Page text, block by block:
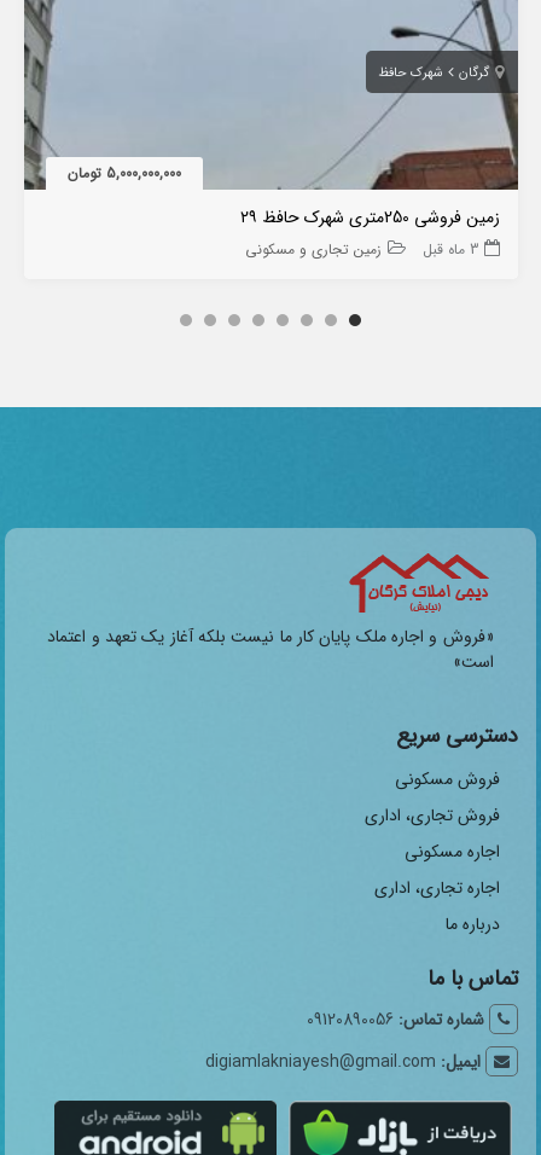
گرگان شهرک حافظ
5,000,000,000 تومان
زمین فروشی 250متری شهرک حافظ ۲۹
3 ماه قبل زمین تجاری و مسکونی
«فروش و اجاره ملک پایان کار ما نیست بلکه آغاز یک تعهد و اعتماد
است»
دسترسی سریع
فروش مسکونی
فروش تجاری، اداری
اجاره مسکونی
اجاره تجاری، اداری
درباره ما
تماس با ما
شماره تماس: 09120890056
ایمیل: digiamlakniayesh@gmail.com